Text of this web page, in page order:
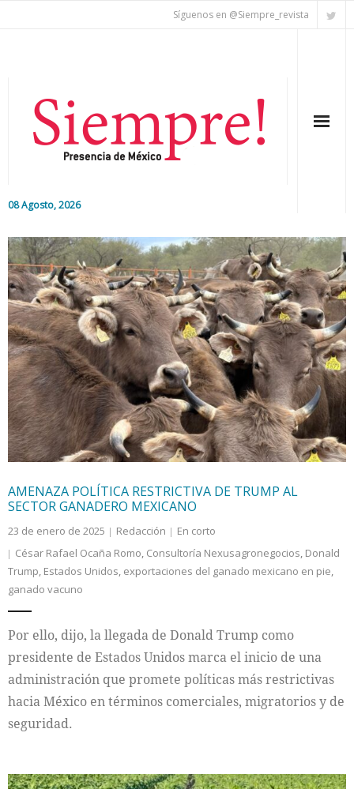
Síguenos en @Siempre_revista
08 Agosto, 2026
Editorial
Nacional
Colaboradores
Internacional
Cultura
AMENAZA POLÍTICA RESTRICTIVA DE TRUMP AL
SECTOR GANADERO MEXICANO
23 de enero de 2025 Redacción
En corto
César Rafael Ocaña Romo, Consultoría Nexusagronegocios, Donald
Trump, Estados Unidos, exportaciones del ganado mexicano en pie,
ganado vacuno
Por ello, dijo, la llegada de Donald Trump como
presidente de Estados Unidos marca el inicio de una
administración que promete políticas más restrictivas
hacia México en términos comerciales, migratorios y de
seguridad.